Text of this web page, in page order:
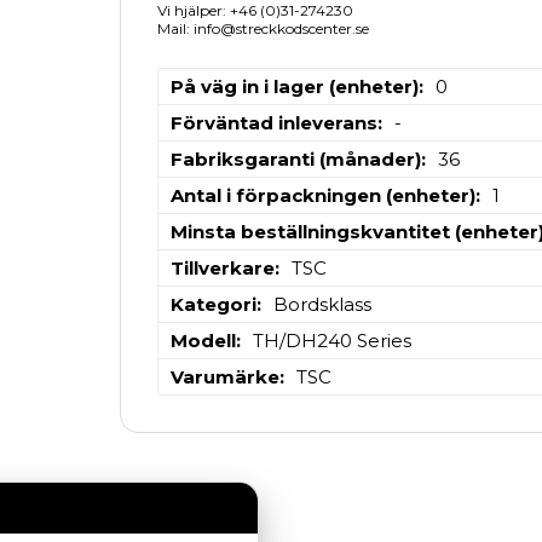
Vi hjälper: +46 (0)31-274230
Mail: info@streckkodscenter.se
På väg in i lager (enheter)
0
Förväntad inleverans
-
Fabriksgaranti (månader)
36
Antal i förpackningen (enheter)
1
Minsta beställningskvantitet
Tillverkare
TSC
Kategori
Bordsklass
Modell
TH/DH240 Series
Varumärke
TSC